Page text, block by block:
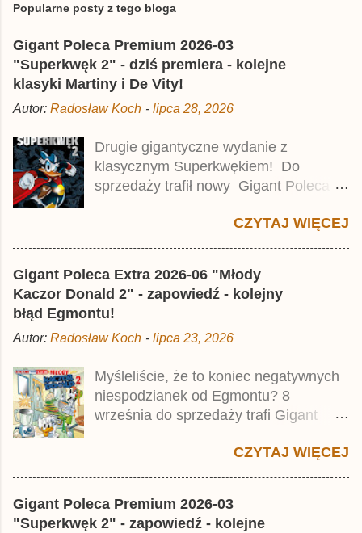
e
i
j
o
m
e
t
a
r
z
Popularne posty z tego bloga
Gigant Poleca Premium 2026-03
"Superkwęk 2" - dziś premiera - kolejne
klasyki Martiny i De Vity!
Autor: Radosław Koch - lipca 28, 2026
Drugie gigantyczne wydanie z
klasycznym Superkwękiem! Do
sprzedaży trafił nowy Gigant Poleca
Jest to kolejny 624-stronicowy tom z
wynosi 49,99 zł i zamówicie go także z
rabatem na Egmont.pl . Za przekład
odpowiadał Jacek Drewnowski.
Publikacja jest przedrukiem drugiego
Taschenbuch Phantomias Collection ,
który trafił do sprzedaży pod koniec
2025 roku.
CZYTAJ WIĘCEJ
Gigant Poleca Extra 2026-06 "Młody
Kaczor Donald 2" - zapowiedź - kolejny
błąd Egmontu!
Autor: Radosław Koch - lipca 23, 2026
Myśleliście, że to koniec negatywnych
niespodzianek od Egmontu? 8
września do sprzedaży trafi Gigant
Jednak wbrew temu, na co wskazuje
młodego Kaczora Donalda i jego
CZYTAJ WIĘCEJ
Gigant Poleca Premium 2026-03
"Superkwęk 2" - zapowiedź - kolejne